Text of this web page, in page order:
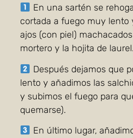
En una sartén se
cortada a fuego muy lento
ajos (con piel)
mortero y la hojita de laurel.
Después dejamos que
lento y añadimos las
y subimos el fuego para
quemarse).
En último lugar,